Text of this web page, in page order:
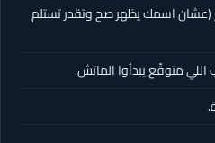
اسمك يظهر صح وتقدر تستلم